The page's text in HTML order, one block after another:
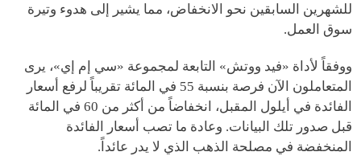
للشهرين السابقين نحو الانخفاض، مما يشير إلى هدوء وتيرة
سوق العمل.
ووفقاً لأداة «فيد ووتش» التابعة لمجموعة «سي إم إي»، يرى
المتعاملون الآن فرصة بنسبة 55 في المائة تقريباً لرفع أسعار
الفائدة في أيلول المقبل، انخفاضاً من أكثر من 60 في المائة
قبل صدور تلك البيانات. وعادة ما تصب أسعار الفائدة
المنخفضة في مصلحة الذهب الذي لا يدر عائداً.